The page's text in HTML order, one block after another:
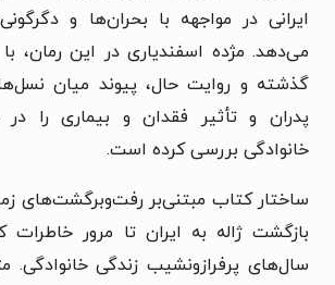
ایرانی در مواجهه با بحران‌ها و
می‌دهد. مژده اسفندیاری در این رمان،
گذشته و روایت حال، پیوند میان
پدران و تأثیر فقدان و بیماری را
خانوادگی بررسی کرده است.
ساختار کتاب مبتنی‌بر رفت‌وبرگشت‌های
بازگشت ژاله به ایران تا مرور خاطرات
سال‌های پرفرازونشیب زندگی خانوادگی.